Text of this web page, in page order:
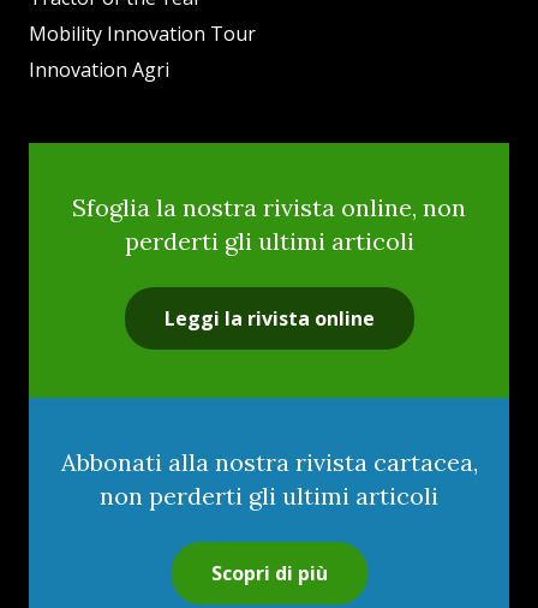
Mobility Innovation Tour
Innovation Agri
Sfoglia la nostra rivista online, non
perderti gli ultimi articoli
Leggi la rivista online
Abbonati alla nostra rivista cartacea,
non perderti gli ultimi articoli
Scopri di più